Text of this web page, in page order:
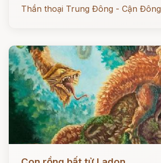
Thần thoại Trung Đông - Cận Đông